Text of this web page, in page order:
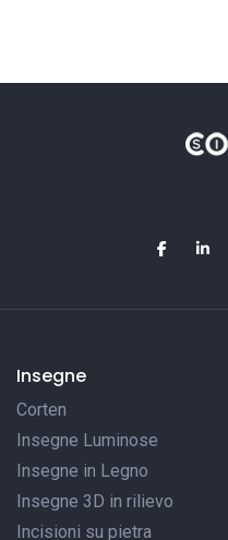
Insegne
Corten
Insegne Luminose
Insegne in Legno
Insegne 3D in rilievo
Incisioni su pietra